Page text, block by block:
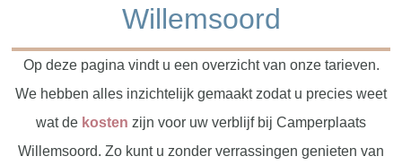
Willemsoord
Op deze pagina vindt u een overzicht van onze tarieven.
We hebben alles inzichtelijk gemaakt zodat u precies weet
wat de kosten zijn voor uw verblijf bij Camperplaats
Willemsoord. Zo kunt u zonder verrassingen genieten van